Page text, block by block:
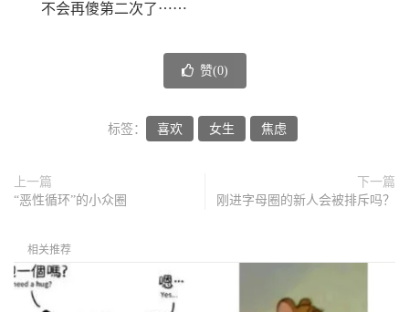
不会再傻第二次了⋯⋯
赞(0)
标签： 喜欢 女生 焦虑
上一篇
“恶性循环”的小众圈
下一篇
刚进字母圈的新人会被排斥吗？
相关推荐